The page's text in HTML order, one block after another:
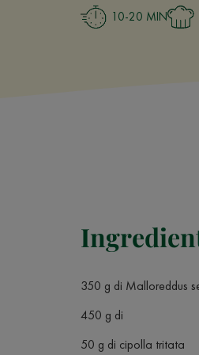
10-20 MIN
350 g di Malloreddus
450 g di
50 g di cipolla tritata